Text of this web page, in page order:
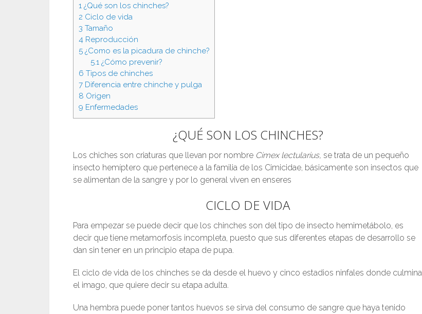
1 ¿Qué son los chinches?
2 Ciclo de vida
3 Tamaño
4 Reproducción
5 ¿Como es la picadura de chinche?
5.1¿Cómo prevenir?
6 Tipos de chinches
7 Diferencia entre chinche y pulga
8 Origen
9 Enfermedades
¿QUÉ SON LOS CHINCHES?
Los chiches son criaturas que llevan por nombre Cimex lectularius, se trata de un pequeño
insecto hemíptero que pertenece a la familia de los Cimicidae, básicamente son insectos que
se alimentan de la sangre y por lo general viven en enseres
CICLO DE VIDA
Para empezar se puede decir que los chinches son del tipo de insecto hemimetábolo, es
decir que tiene metamorfosis incompleta, puesto que sus diferentes etapas de desarrollo se
dan sin tener en un principio etapa de pupa.
El ciclo de vida de los chinches se da desde el huevo y cinco estadios ninfales donde culmina
el imago, que quiere decir su etapa adulta.
Una hembra puede poner tantos huevos se sirva del consumo de sangre que haya tenido